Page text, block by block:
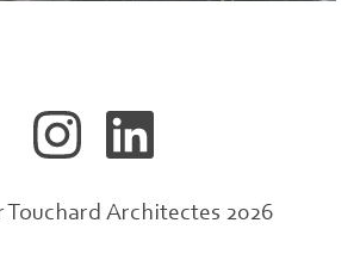
Architectes 2026